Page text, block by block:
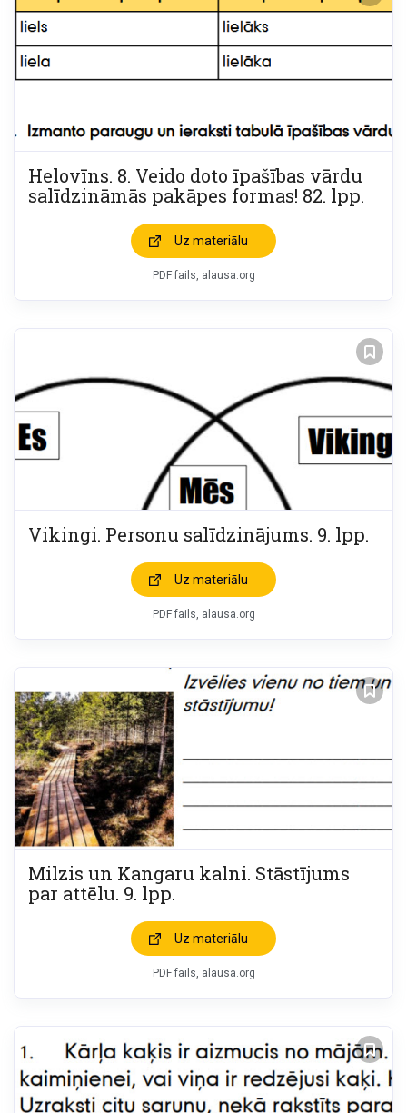
Helovīns. 8. Veido doto īpašības vārdu
salīdzināmās pakāpes formas! 82. lpp.
Uz materiālu
PDF fails, alausa.org
Vikingi. Personu salīdzinājums. 9. lpp.
Uz materiālu
PDF fails, alausa.org
Milzis un Kangaru kalni. Stāstījums
par attēlu. 9. lpp.
Uz materiālu
PDF fails, alausa.org